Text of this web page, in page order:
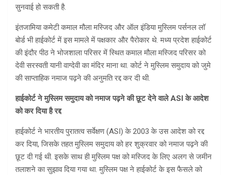
सुनवाई हो सकती है.
इंतजामिया कमेटी कमाल मौला मस्जिद और ऑल इंडिया मुस्लिम पर्सनल लॉ
बोर्ड भी हाईकोर्ट में इस मामले में पक्षकार और पैरोकार थे. मध्य प्रदेश हाईकोर्ट
की इंदौर पीठ ने भोजशाला परिसर में स्थित कमाल मौला मस्जिद परिसर को
देवी सरस्वती यानी वाग्देवी का मंदिर माना था. कोर्ट ने मुस्लिम समुदाय को जुमे
की साप्ताहिक नमाज पढ़ने की अनुमति रद्द कर दी थी.
हाईकोर्ट ने मुस्लिम समुदाय को नमाज पढ़ने की छूट देने वाले ASI के आदेश
को कर दिया है रद्द
हाईकोर्ट ने भारतीय पुरातत्व सर्वेक्षण (ASI) के 2003 के उस आदेश को रद्द
कर दिया, जिसके तहत मुस्लिम समुदाय को हर शुक्रवार को नमाज पढ़ने की
छूट दी गई थी. इसके साथ ही मुस्लिम पक्ष को मस्जिद के लिए अलग से जमीन
तलाशने का सुझाव दिया गया था. मुस्लिम पक्ष ने हाईकोर्ट के इस फैसले को